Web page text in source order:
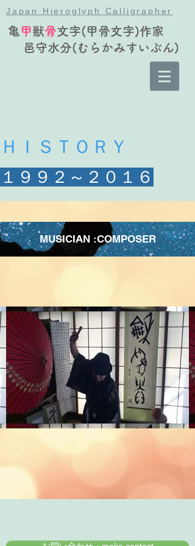
Japan Hieroglyph Calligrapher
亀甲獣骨文字(甲骨文字)作家
邑守水分(むらかみすいぶん)
ＨＩＳＴＯＲＹ
１９９２～２０１６
MUSICIAN :COMPOSER